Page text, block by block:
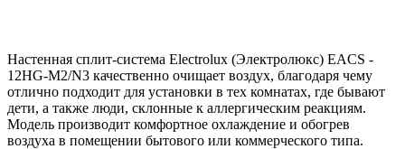
Настенная сплит-система Electrolux (Электролюкс) EACS -
12HG-M2/N3 качественно очищает воздух, благодаря чему
отлично подходит для установки в тех комнатах, где бывают
дети, а также люди, склонные к аллергическим реакциям.
Модель производит комфортное охлаждение и обогрев
воздуха в помещении бытового или коммерческого типа.